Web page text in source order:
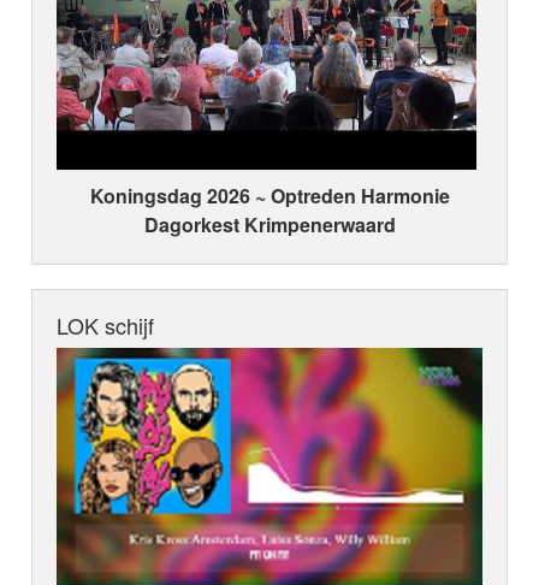
Koningsdag 2026 ~ Optreden Harmonie
Dagorkest Krimpenerwaard
LOK schijf